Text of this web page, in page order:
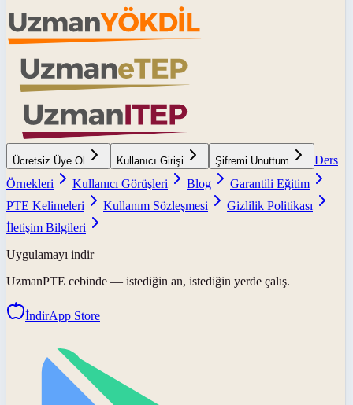
Ücretsiz Üye Ol Kullanıcı Girişi Şifremi Unuttum
Ders
Örnekleri
Kullanıcı Görüşleri Blog
Garantili Eğitim
PTE Kelimeleri
Kullanım Sözleşmesi
Gizlilik Politikası
İletişim Bilgileri
Uygulamayı indir
UzmanPTE cebinde — istediğin an, istediğin yerde çalış.
İndirApp Store